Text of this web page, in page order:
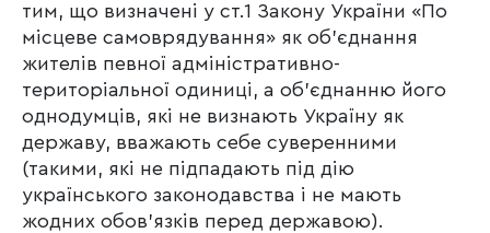
тим, що визначені у ст.1 Закону України «По
місцеве самоврядування» як об’єднання
жителів певної адміністративно-
територіальної одиниці, а об’єднанню його
однодумців, які не визнають Україну як
державу, вважають себе суверенними
(такими, які не підпадають під дію
українського законодавства і не мають
жодних обов’язків перед державою).